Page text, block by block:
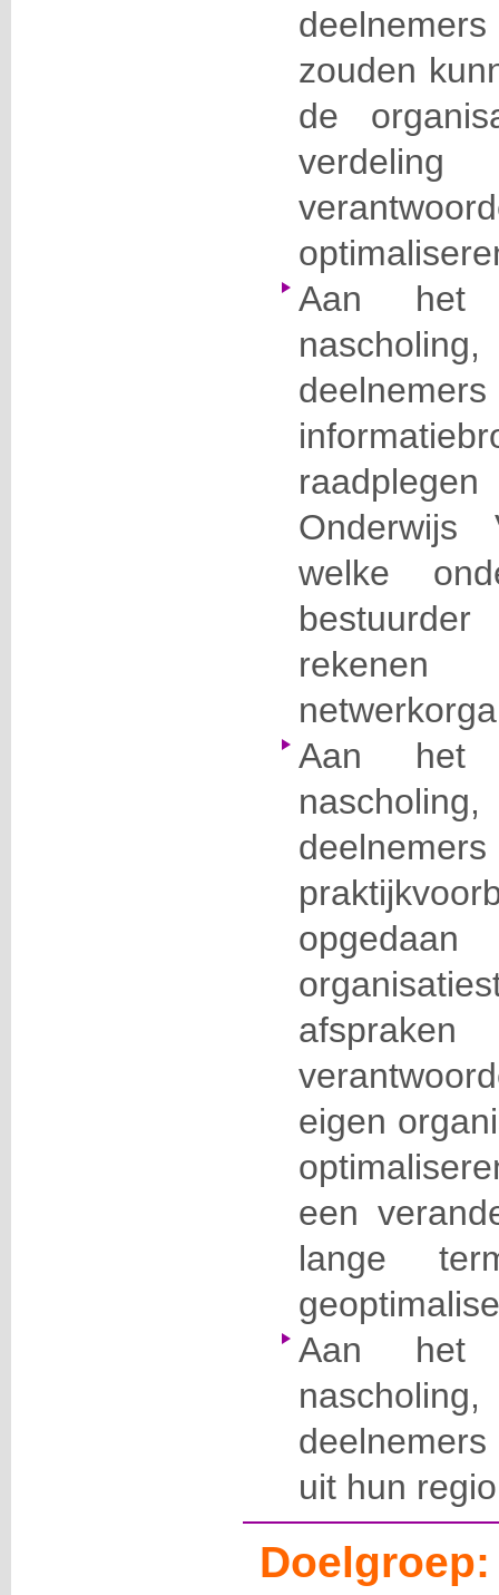
zouden
de
Aan het
Onderwijs
welke
Aan het
eigen
een
lange
Aan het
uit hun
Doelgroep: